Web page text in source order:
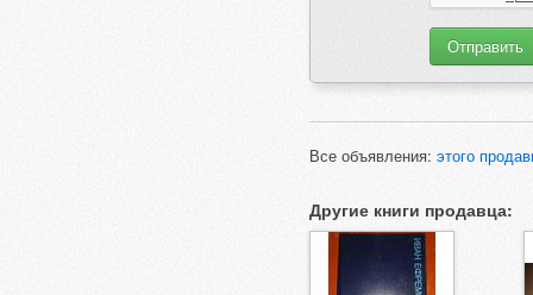
Все объявления: этого
Другие книги продавца: